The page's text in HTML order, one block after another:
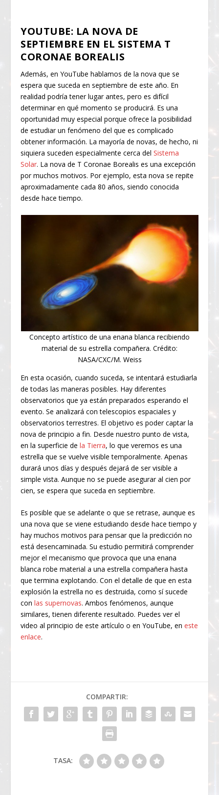
YOUTUBE: LA NOVA DE
SEPTIEMBRE EN EL SISTEMA T
CORONAE BOREALIS
Además, en YouTube hablamos de la nova que se
espera que suceda en septiembre de este año. En
realidad podría tener lugar antes, pero es difícil
determinar en qué momento se producirá. Es una
oportunidad muy especial porque ofrece la posibilidad
de estudiar un fenómeno del que es complicado
obtener información. La mayoría de novas, de hecho, ni
siquiera suceden especialmente cerca delSistema
Solar. La nova de T Coronae Borealis es una excepción
por muchos motivos. Por ejemplo, esta nova se repite
aproximadamente cada 80 años, siendo conocida
desde hace tiempo.
Concepto artístico de una enana blanca recibiendo
material de su estrella compañera. Crédito:
NASA/CXC/M. Weiss
En esta ocasión, cuando suceda, se intentará estudiarla
de todas las maneras posibles. Hay diferentes
observatorios que ya están preparados esperando el
evento. Se analizará con telescopios espaciales y
observatorios terrestres. El objetivo es poder captar la
nova de principio a fin. Desde nuestro punto de vista,
en la superficie dela Tierra, lo que veremos es una
estrella que se vuelve visible temporalmente. Apenas
durará unos días y después dejará de ser visible a
simple vista. Aunque no se puede asegurar al cien por
cien, se espera que suceda en septiembre.
Es posible que se adelante o que se retrase, aunque es
una nova que se viene estudiando desde hace tiempo y
hay muchos motivos para pensar que la predicción no
está desencaminada. Su estudio permitirá comprender
mejor el mecanismo que provoca que una enana
blanca robe material a una estrella compañera hasta
que termina explotando. Con el detalle de que en esta
explosión la estrella no es destruida, como sí sucede
conlas supernovas. Ambos fenómenos, aunque
similares, tienen diferente resultado. Puedes ver el
video al principio de este artículo o en YouTube, eneste
enlace.
COMPARTIR:
TASA: